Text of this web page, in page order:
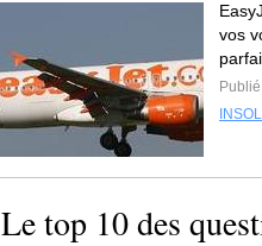
vos
Le top 10 des